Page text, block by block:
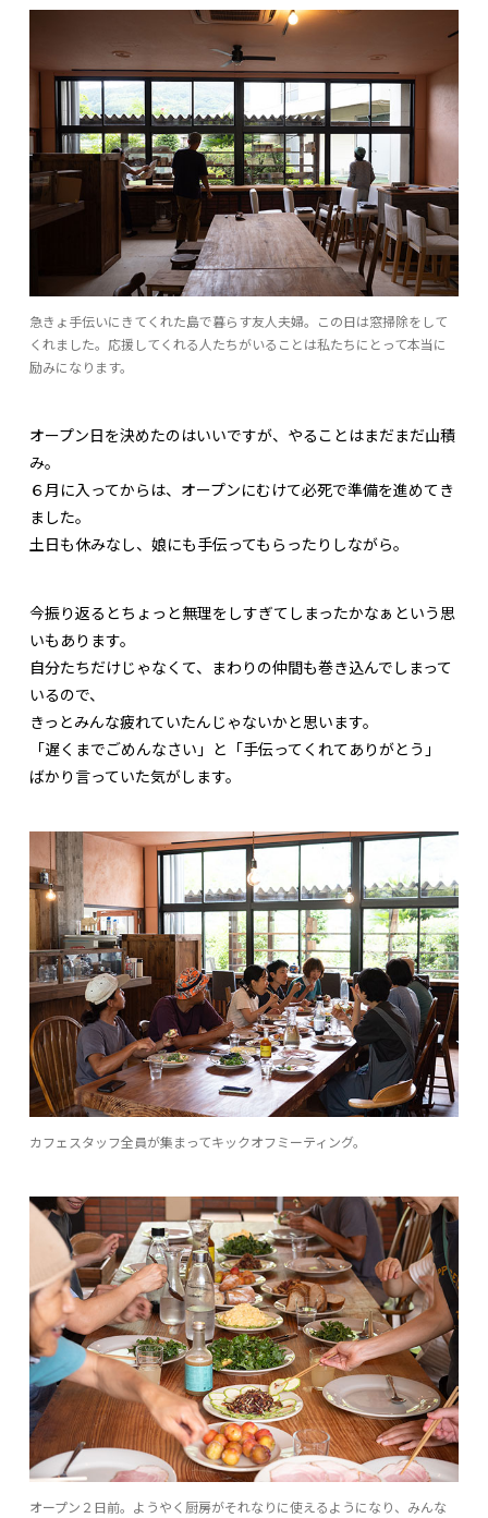
急きょ手伝いにきてくれた島で暮らす友人夫婦。この日は窓掃除をして
くれました。応援してくれる人たちがいることは私たちにとって本当に
励みになります。
オープン日を決めたのはいいですが、やることはまだまだ山積
み。
６月に入ってからは、オープンにむけて必死で準備を進めてき
ました。
土日も休みなし、娘にも手伝ってもらったりしながら。
今振り返るとちょっと無理をしすぎてしまったかなぁという思
いもあります。
自分たちだけじゃなくて、まわりの仲間も巻き込んでしまって
いるので、
きっとみんな疲れていたんじゃないかと思います。
「遅くまでごめんなさい」と「手伝ってくれてありがとう」
ばかり言っていた気がします。
カフェスタッフ全員が集まってキックオフミーティング。
オープン２日前。ようやく厨房がそれなりに使えるようになり、みんな